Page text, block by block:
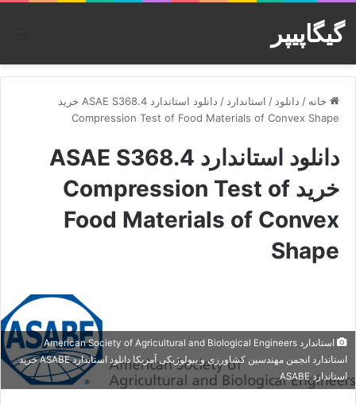
گیگاپیپر
خانه / دانلود / استاندارد /
دانلود استاندارد ASAE S368.4 خرید
Compression Test of Food Materials of Convex Shape
دانلود استاندارد ASAE S368.4
خرید Compression Test of
Food Materials of Convex
Shape
استاندارد American Society of Agricultural and Biological Engineers
استاندارد انجمن مهندسین کشاورزی و بیولوژیکی آمریکا دانلود استاندارد ASABE خرید
استاندارد ASABE